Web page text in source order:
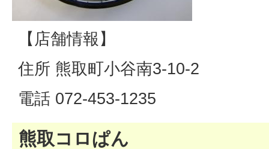
【店舗情報】
住所 熊取町小谷南3-10-2
電話 072-453-1235
熊取コロぱん